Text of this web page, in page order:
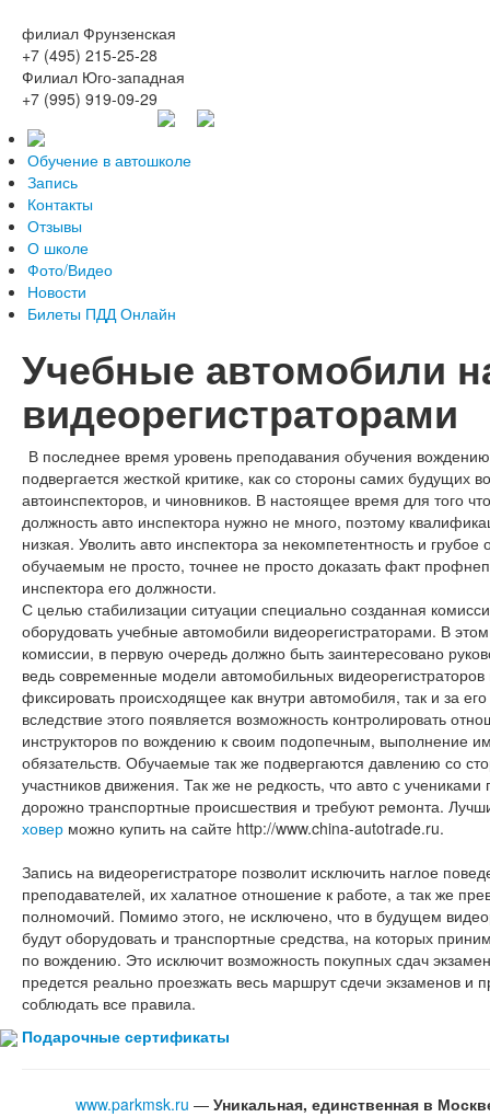
филиал Фрунзенская
+7 (495) 215-25-28
Филиал Юго-западная
+7 (995) 919-09-29
Обучение в автошколе
Запись
Контакты
Отзывы
О школе
Фото/Видео
Новости
Билеты ПДД Онлайн
Учебные автомобили
видеорегистраторами
В последнее время уровень преподавания обучения
подвергается жесткой критике, как со стороны самих будущих
автоинспекторов, и чиновников. В настоящее время для того
должность авто инспектора нужно не много, поэтому
низкая. Уволить авто инспектора за некомпетентность и грубое
обучаемым не просто, точнее не просто доказать факт
инспектора его должности.
С целью стабилизации ситуации специально созданная
оборудовать учебные автомобили видеорегистраторами. В
комиссии, в первую очередь должно быть заинтересовано
ведь современные модели автомобильных видеорегистраторов
фиксировать происходящее как внутри автомобиля, так и за
вследствие этого появляется возможность контролировать
инструкторов по вождению к своим подопечным, выполнение
обязательств. Обучаемые так же подвергаются давлению со
участников движения. Так же не редкость, что авто с
дорожно транспортные происшествия и требуют ремонта.
ховер можно купить на сайте http://www.china-autotrade.ru.
Запись на видеорегистраторе позволит исключить наглое
преподавателей, их халатное отношение к работе, а так же
полномочий. Помимо этого, не исключено, что в будущем
будут оборудовать и транспортные средства, на которых
по вождению. Это исключит возможность покупных сдач
предется реально проезжать весь маршрут сдечи экзаменов и
соблюдать все правила.
Подарочные сертификаты
www.parkmsk.ru — Уникальная, единственная в